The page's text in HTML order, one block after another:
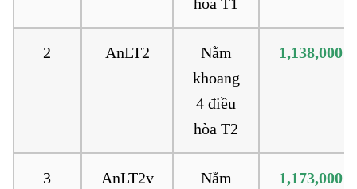
2 AnLT2
Nằm
khoang
4 điều
hòa T2
1,138,000
3 AnLT2v
Nằm
1,173,000